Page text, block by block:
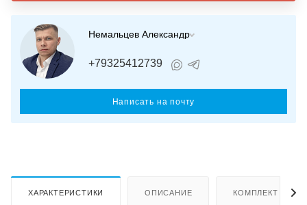
Немальцев Александр
+79325412739
Написать на почту
ХАРАКТЕРИСТИКИ ОПИСАНИЕ КОМПЛЕКТ